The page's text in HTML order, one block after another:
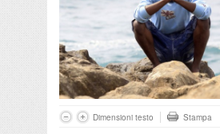
Dimensioni testo Stampa